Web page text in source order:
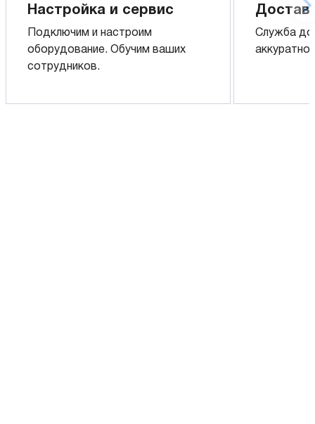
Настройка и сервис
Подключим и настроим
оборудование. Обучим ваших
сотрудников.
Служба
аккуратно